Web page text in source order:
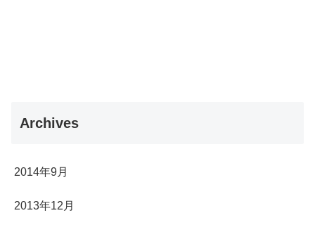
Archives
2014年9月
2013年12月